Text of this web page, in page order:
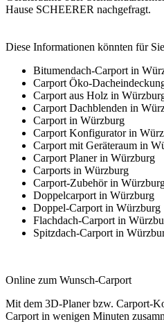
Hause SCHEERER nachgefragt.
Diese Informationen könnten für
Bitumendach-Carport in
Carport Öko-
Carport aus Holz in
Carport Dachblenden in
Carport in Würzburg
Carport Konfigurator in
Carport mit Geräteraum in
Carport Planer in Würzburg
Carports in Würzburg
Carport-Zubehör in
Doppelcarport in Würzburg
Doppel-Carport in Würzburg
Flachdach-Carport in
Spitzdach-Carport in
Online zum Wunsch-Carport
Mit dem 3D-Planerbzw. Carport-
Carport in wenigen Minuten